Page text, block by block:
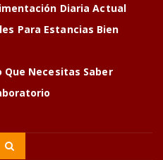
Diaria Actual
Para Estancias Bien
Que Necesitas Saber